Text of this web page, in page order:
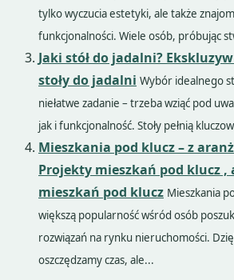
tylko wyczucia estetyki, ale także
funkcjonalności. Wiele osób, próbując
Jaki stół do jadalni?
stoły do jadalni Wybór idealnego
niełatwe zadanie – trzeba wziąć pod
jak i funkcjonalność. Stoły pełnią
Mieszkania pod klucz – z
Projekty mieszkań pod klucz ,
mieszkań pod klucz Mieszkania
większą popularność wśród osób
rozwiązań na rynku nieruchomości.
oszczędzamy czas, ale...